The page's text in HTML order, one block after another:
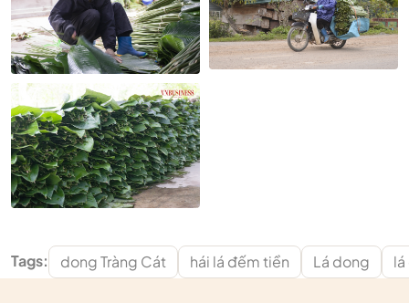
Tags: dong Tràng Cát hái lá đếm tiền Lá dong